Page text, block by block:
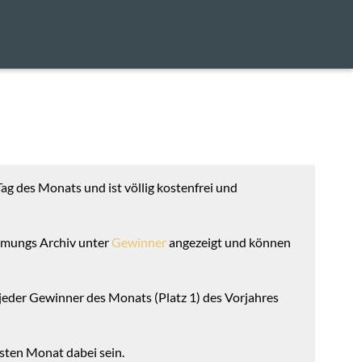
des Monats und ist völlig kostenfrei und
Archiv unterGewinnerangezeigt und können
Gewinner des Monats (Platz 1) des Vorjahres
Monat dabei sein.